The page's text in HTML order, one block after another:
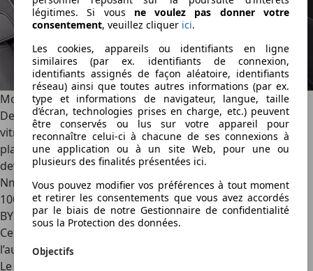
Moteur
Denza étant la marque premium de BYD, la Z9 GT en est la
vitrine technologique. Elle repose sur la dernière
plateforme du groupe et s’équipe de trois moteurs – un
devant, deux derrière – pour un total de 1 156 ch et 1 210
Nm de couple. Suffisant pour faire passer la bête de 0 à
100 km/h en 2,7 secondes. Pour alimenter cette cavalerie,
BYD installe une batterie de 122,49 kWh sous le plancher.
Cependant, tous ces chevaux semblent avoir fort soif car
l’autonomie officielle de la Z9 GT est de seulement 600 km.
Le plus impressionnant, cependant, c’est la recharge de
légitimes. Si vous ne voulez pas donner votre
consentement, veuillez cliquer ici.
Les cookies, appareils ou identifiants en ligne
similaires (par ex. identifiants de connexion,
identifiants assignés de façon aléatoire, identifiants
réseau) ainsi que toutes autres informations (par ex.
type et informations de navigateur, langue, taille
d’écran, technologies prises en charge, etc.) peuvent
être conservés ou lus sur votre appareil pour
reconnaître celui-ci à chacune de ses connexions à
une application ou à un site Web, pour une ou
plusieurs des finalités présentées ici.
Vous pouvez modifier vos préférences à tout moment
et retirer les consentements que vous avez accordés
par le biais de notre Gestionnaire de confidentialité
sous la Protection des données.
Objectifs